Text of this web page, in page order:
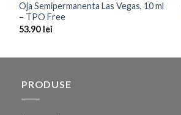
Oja Semipermanenta Las Vegas, 10 ml
– TPO Free
53.90 lei
PRODUSE